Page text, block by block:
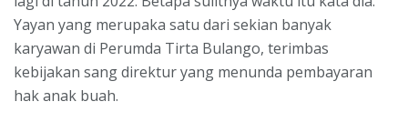
Yayan yang merupaka satu dari sekian banyak
karyawan di Perumda Tirta Bulango, terimbas
kebijakan sang direktur yang menunda pembayaran
hak anak buah.